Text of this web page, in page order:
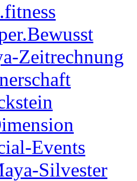
Zeitrechnung
Events
Silvester